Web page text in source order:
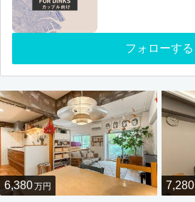
フォローする
6,380万円 7,280